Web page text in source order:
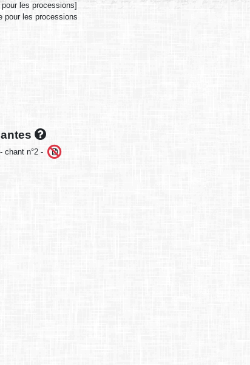
pour les processions]
pour les processions
chant n°2 -